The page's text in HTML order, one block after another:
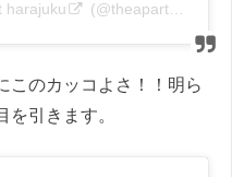
harajuku (@theapartment_harajuku) on
このカッコよさ！！明ら
引きます。